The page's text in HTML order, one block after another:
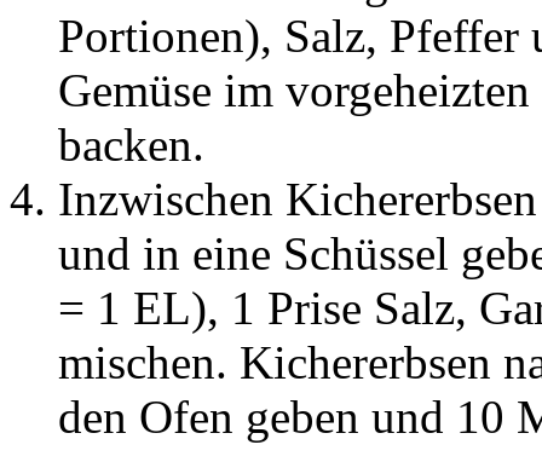
Portionen), Salz, Pfeffer
Gemüse im
backen.
Inzwischen
und in eine Schüssel
= 1 EL), 1 Prise Salz,
mischen. Kichererbsen
den Ofen geben und 10